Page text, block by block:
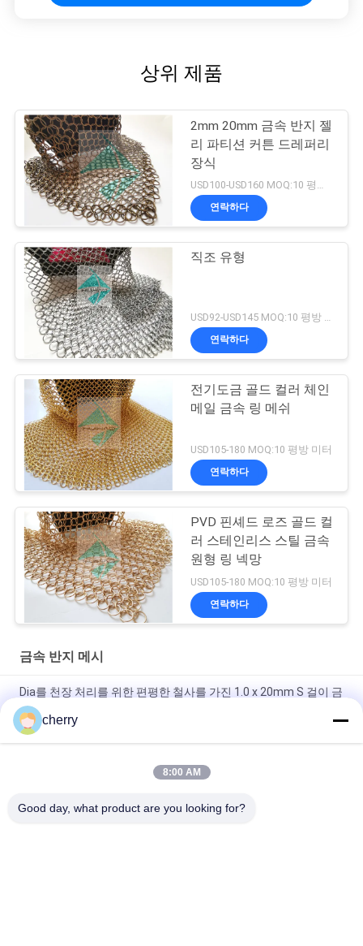
상위 제품
2mm 20mm 금속 반지 젤
리 파티션 커튼 드레퍼리
장식
USD100-USD160 MOQ:10 평방 미터
연락하다
직조 유형
USD92-USD145 MOQ:10 평방 미터
연락하다
전기도금 골드 컬러 체인
메일 금속 링 메쉬
USD105-180 MOQ:10 평방 미터
연락하다
PVD 핀셰드 로즈 골드 컬
러 스테인리스 스틸 금속
원형 링 넥망
USD105-180 MOQ:10 평방 미터
연락하다
금속 반지 메시
Dia를 천장 처리를 위한 편평한 철사를 가진 1.0 x 20mm S 걸이 금
속 메시 휘장 둥글게 되십시오
금색 웰드 스테인리스 스틸 링 메시 커튼 호텔 장식
스테인레스 스틸 체인 메일 금속 Mesh 커튼 0.53x3.81mm 소방
cherry
8:00 AM
Good day, what product are you looking for?